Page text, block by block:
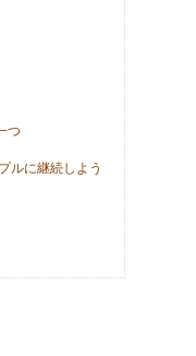
つ
ルに継続しよう